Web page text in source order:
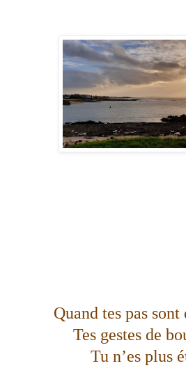
Quand tes pas
Tes gestes de
Tu n’es plus